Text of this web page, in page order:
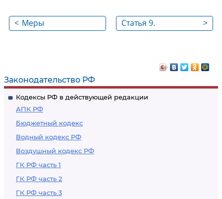
Законодательство РФ
Кодексы РФ в действующей редакции
АПК РФ
Бюджетный кодекс
Водный кодекс РФ
Воздушный кодекс РФ
ГК РФ часть 1
ГК РФ часть 2
ГК РФ часть 3
< Меры
>
Статья 9.
профессиональных
услуг